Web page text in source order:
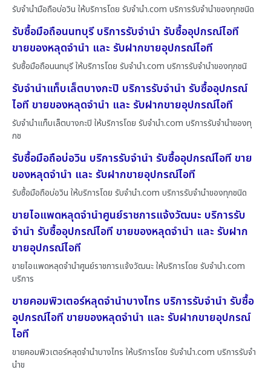
รับจำนำมือถือบ่อวิน ให้บริการโดย รับจํานํา.com บริการรับจำนำของทุกชนิด
รับซื้อมือถือนนทบุรี บริการรับจำนำ รับซื้ออุปกรณ์ไอที
ขายของหลุดจำนำ และ รับฝากขายอุปกรณ์ไอที
รับซื้อมือถือนนทบุรี ให้บริการโดย รับจํานํา.com บริการรับจำนำของทุกชนิ
รับจำนำแท็บเล็ตบางกะปิ บริการรับจำนำ รับซื้ออุปกรณ์
ไอที ขายของหลุดจำนำ และ รับฝากขายอุปกรณ์ไอที
รับจำนำแท็บเล็ตบางกะปิ ให้บริการโดย รับจํานํา.com บริการรับจำนำของทุ
กช
รับซื้อมือถือบ่อวิน บริการรับจำนำ รับซื้ออุปกรณ์ไอที ขาย
ของหลุดจำนำ และ รับฝากขายอุปกรณ์ไอที
รับซื้อมือถือบ่อวิน ให้บริการโดย รับจํานํา.com บริการรับจำนำของทุกชนิด
ขายไอแพดหลุดจำนำศูนย์ราชการแจ้งวัฒนะ บริการรับ
จำนำ รับซื้ออุปกรณ์ไอที ขายของหลุดจำนำ และ รับฝาก
ขายอุปกรณ์ไอที
ขายไอแพดหลุดจำนำศูนย์ราชการแจ้งวัฒนะ ให้บริการโดย รับจํานํา.com
บริการ
ขายคอมพิวเตอร์หลุดจำนำบางไทร บริการรับจำนำ รับซื้อ
อุปกรณ์ไอที ขายของหลุดจำนำ และ รับฝากขายอุปกรณ์
ไอที
ขายคอมพิวเตอร์หลุดจำนำบางไทร ให้บริการโดย รับจํานํา.com บริการรับจำ
นำข